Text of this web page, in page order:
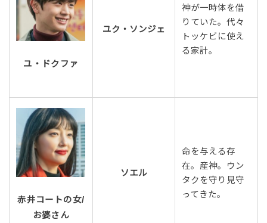
ユ・ドクファ
ユク・ソンジェ
神が一時体を借
りていた。代々
トッケビに使え
る家計。
赤井コートの女/
お婆さん
ソエル
命を与える存
在。産神。ウン
タクを守り見守
ってきた。